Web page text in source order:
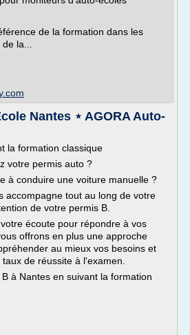
de la formation dans les
la...
Nantes ⋆ AGORA Auto-
la formation classique
votre permis auto ?
à conduire une voiture manuelle ?
accompagne tout au long de votre
de votre permis B.
écoute pour répondre à vos
offrons en plus une approche
au mieux vos besoins et
de réussite à l'examen.
à Nantes en suivant la formation